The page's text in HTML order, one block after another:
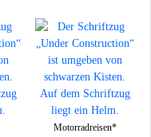
Motorradreisen*